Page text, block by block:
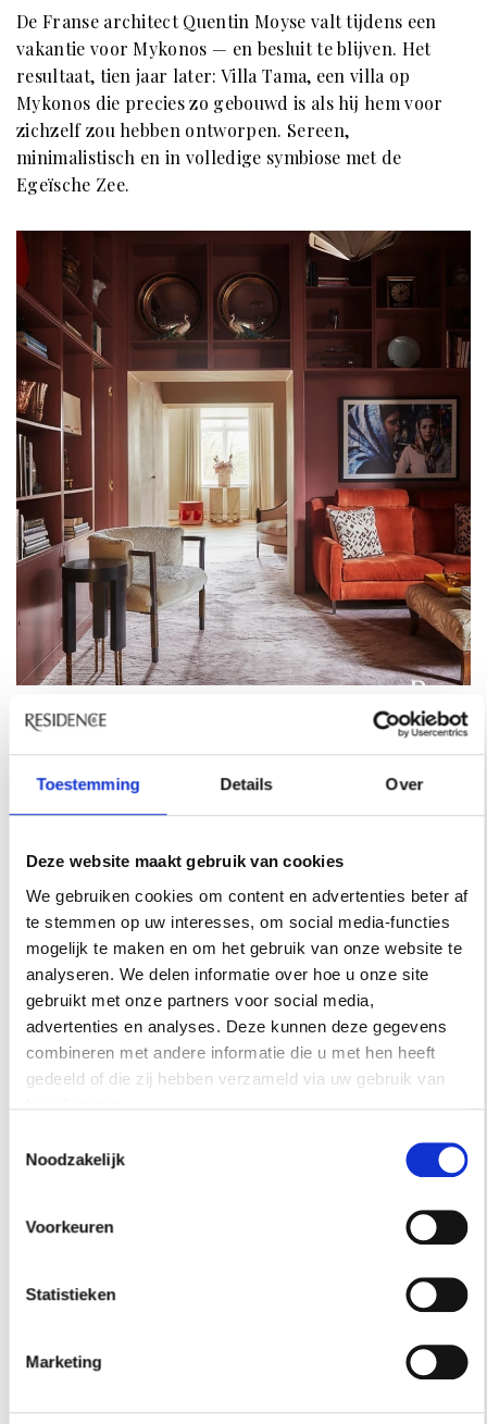
Toestemming Details Over
Deze website maakt gebruik van cookies
We gebruiken cookies om content en advertenties beter af
te stemmen op uw interesses, om social media-functies
mogelijk te maken en om het gebruik van onze website te
analyseren. We delen informatie over hoe u onze site
gebruikt met onze partners voor social media,
advertenties en analyses. Deze kunnen deze gegevens
combineren met andere informatie die u met hen heeft
gedeeld of die zij hebben verzameld via uw gebruik van
Noodzakelijk
Voorkeuren
Statistieken
Marketing
De Franse architect Quentin Moyse valt tijdens een
vakantie voor Mykonos — en besluit te blijven. Het
resultaat, tien jaar later: Villa Tama, een villa op
Mykonos die precies zo gebouwd is als hij hem voor
zichzelf zou hebben ontworpen. Sereen,
minimalistisch en in volledige symbiose met de
Egeïsche Zee.
BINNENKIJKEN
BINNENKIJKEN BIJ INTERIEURARCHITECT
STINE HOLLESEN IN ØSTERBRO
Interieurarchitect Stine Hollesen transformeerde het
grootmoeder in Kopenhagen tot een art deco-
universum.
BINNENKIJKEN